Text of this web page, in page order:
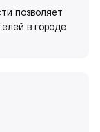
позволяет
в городе